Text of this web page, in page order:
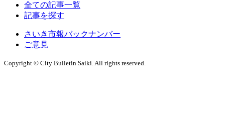
全ての記事一覧
記事を探す
さいき市報バックナンバー
ご意見
Copyright © City Bulletin Saiki. All rights reserved.